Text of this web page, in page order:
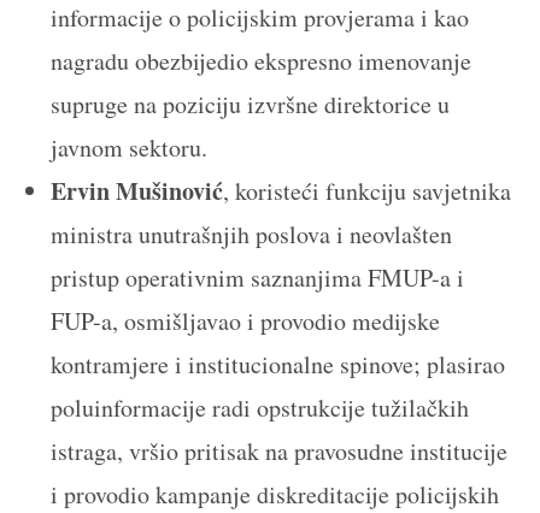
informacije o policijskim provjerama i kao
nagradu obezbijedio ekspresno imenovanje
supruge na poziciju izvršne direktorice u
javnom sektoru.
Ervin Mušinović, koristeći funkciju savjetnika
ministra unutrašnjih poslova i neovlašten
pristup operativnim saznanjima FMUP-a i
FUP-a, osmišljavao i provodio medijske
kontramjere i institucionalne spinove; plasirao
poluinformacije radi opstrukcije tužilačkih
istraga, vršio pritisak na pravosudne institucije
i provodio kampanje diskreditacije policijskih